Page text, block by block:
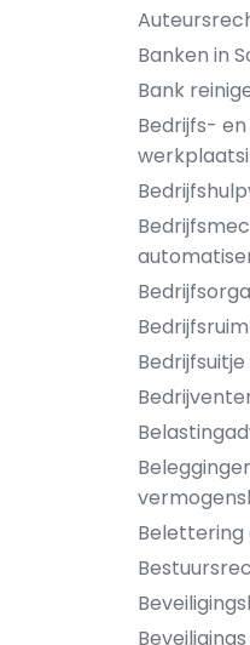
Banken in
Bank
Bedrijfs- en
Bedrijfsuitje
Belettering